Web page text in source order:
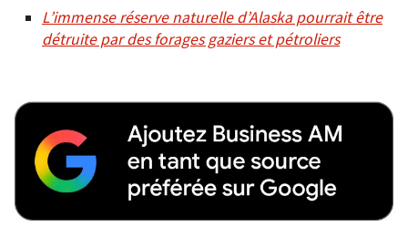
L’immense réserve naturelle d’Alaska pourrait être
détruite par des forages gaziers et pétroliers